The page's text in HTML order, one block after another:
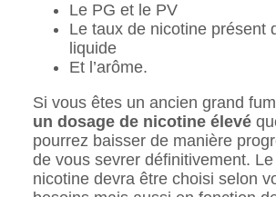
Le PG et le PV
Le taux de nicotine présent
liquide
Et l’arôme.
Si vous êtes un ancien grand
un dosage de nicotine élevé
pourrez baisser de manière
de vous sevrer définitivement.
nicotine devra être choisi selon